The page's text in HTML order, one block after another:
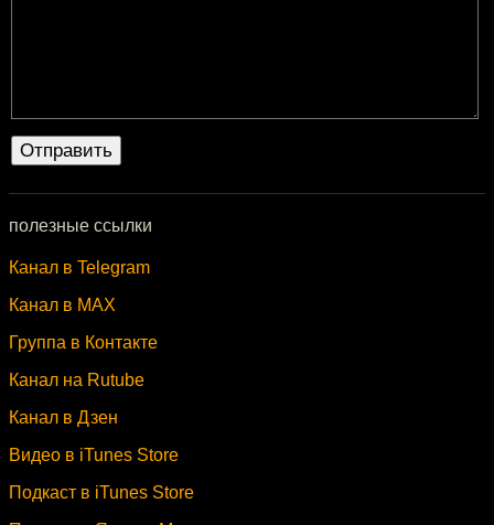
полезные ссылки
Канал в Telegram
Канал в MAX
Группа в Контакте
Канал на Rutube
Канал в Дзен
Видео в iTunes Store
Подкаст в iTunes Store